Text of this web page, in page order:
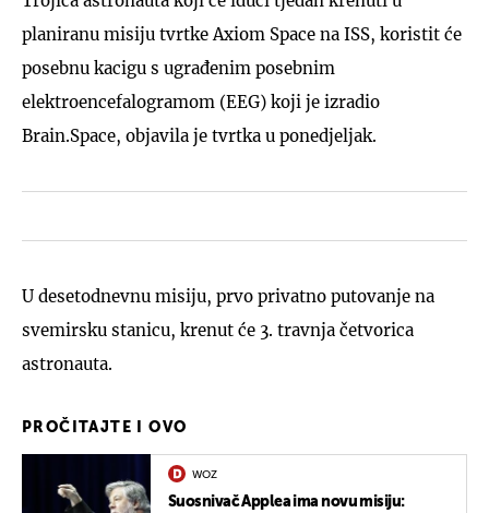
planiranu misiju tvrtke Axiom Space na ISS, koristit će
posebnu kacigu s ugrađenim posebnim
elektroencefalogramom (EEG) koji je izradio
Brain.Space, objavila je tvrtka u ponedjeljak.
U desetodnevnu misiju, prvo privatno putovanje na
svemirsku stanicu, krenut će 3. travnja četvorica
astronauta.
PROČITAJTE I OVO
WOZ
Suosnivač Applea ima novu misiju: